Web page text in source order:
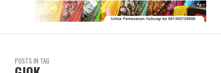
POSTS IN TAG